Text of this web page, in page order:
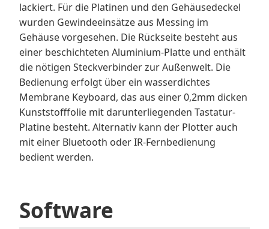
lackiert. Für die Platinen und den Gehäusedeckel
wurden Gewindeeinsätze aus Messing im
Gehäuse vorgesehen. Die Rückseite besteht aus
einer beschichteten Aluminium-Platte und enthält
die nötigen Steckverbinder zur Außenwelt. Die
Bedienung erfolgt über ein wasserdichtes
Membrane Keyboard, das aus einer 0,2mm dicken
Kunststofffolie mit darunterliegenden Tastatur-
Platine besteht. Alternativ kann der Plotter auch
mit einer Bluetooth oder IR-Fernbedienung
bedient werden.
Software